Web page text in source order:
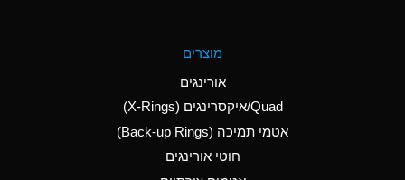
Aluminum Nitrate
(Aqueous)
Aluminum Phosphate
מוצרים
אורינגים
Quad/איקסרינגים (X-Rings)
אטמי תמיכה (Back-up Rings)
חוטי אורינגים